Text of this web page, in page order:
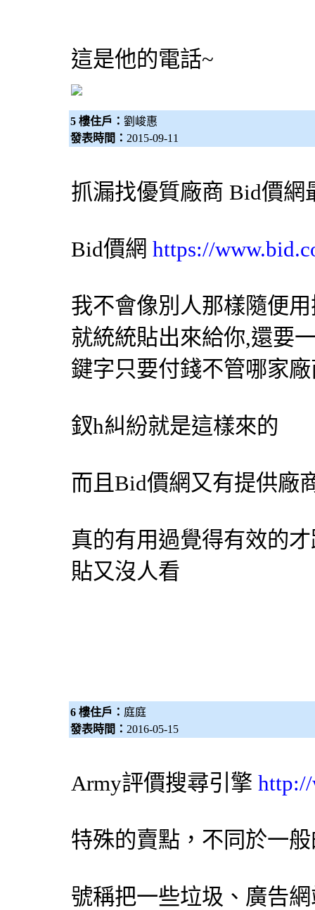
這是他的電話~
5 樓住戶： 劉峻惠
發表時間： 2015-09-11
抓漏找優質廠商 Bid價網
Bid價網 https://
我不會像別人那樣隨便
就統統貼出來給你,還要
鍵字只要付錢不管哪家
釵h糾紛就是這樣來的
而且Bid價網 又有提供廠
真的有用過覺得有效的
貼又沒人看
6 樓住戶： 庭庭
發表時間： 2016-05-15
Army評價搜尋引擎
特殊的賣點，不同於一
號稱把一些垃圾、廣告